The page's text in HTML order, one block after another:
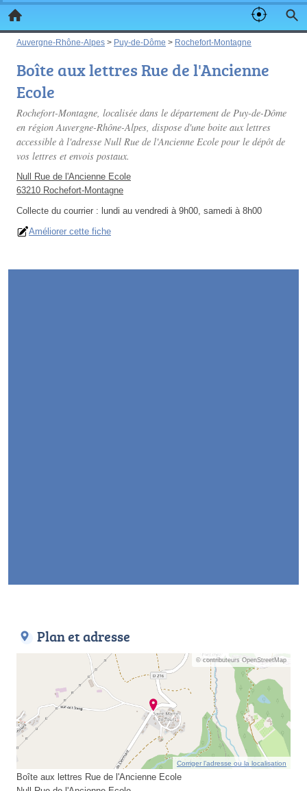
Auvergne-Rhône-Alpes > Puy-de-Dôme > Rochefort-Montagne
Boîte aux lettres Rue de l'Ancienne
Ecole
Rochefort-Montagne, localisée dans le département de Puy-de-Dôme
en région Auvergne-Rhône-Alpes, dispose d'une boite aux lettres
accessible à l'adresse Null Rue de l'Ancienne Ecole pour le dépôt de
vos lettres et envois postaux.
Null Rue de l'Ancienne Ecole
63210 Rochefort-Montagne
Collecte du courrier : lundi au vendredi à 9h00, samedi à 8h00
Améliorer cette fiche
Plan et adresse
© contributeurs OpenStreetMap
Corriger l’adresse ou la localisation
Boîte aux lettres Rue de l'Ancienne Ecole